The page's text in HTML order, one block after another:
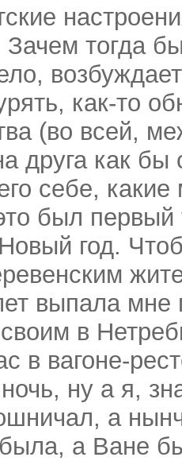
Зачем тогда
как-то
(во всей,
друга как
себе, какие
был первый
год.
выпала
в
в вагоне-
ну а я,
а
а Ване